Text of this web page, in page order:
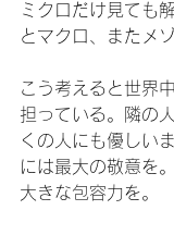
ミクロだけ見ても
とマクロ、またメ
こう考えると世界
担っている。隣の
くの人にも優しい
には最大の敬意を
大きな包容力を。